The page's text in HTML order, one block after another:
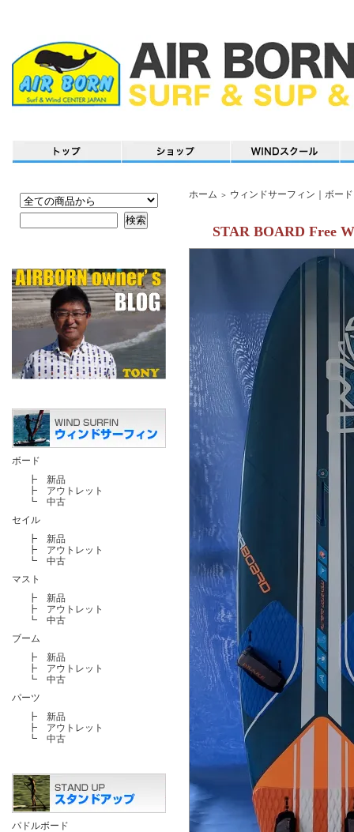
ボード
┣ 新品
┣ アウトレット
┗ 中古
セイル
┣ 新品
┣ アウトレット
┗ 中古
マスト
┣ 新品
┣ アウトレット
┗ 中古
ブーム
┣ 新品
┣ アウトレット
┗ 中古
パーツ
┣ 新品
┣ アウトレット
┗ 中古
パドルボード
ホーム ＞ ウィンドサーフィン｜ボー
STAR BOARD Free